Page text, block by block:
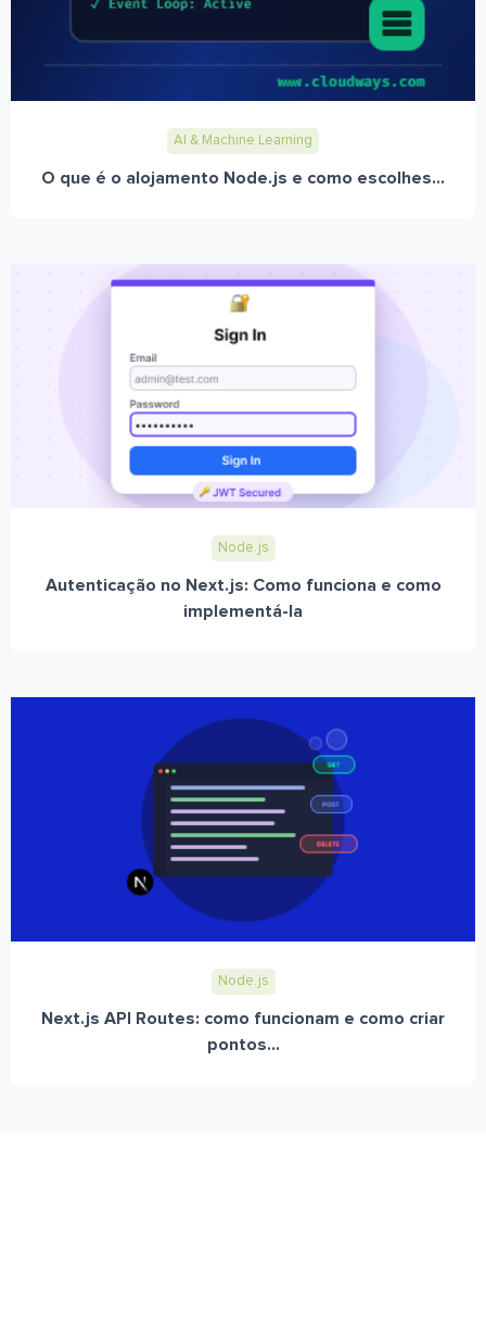
AI & Machine Learning
O que é o alojamento Node.js e como escolhes...
Node.js
Autenticação no Next.js: Como funciona e como
implementá-la
Node.js
Next.js API Routes: como funcionam e como criar
pontos...